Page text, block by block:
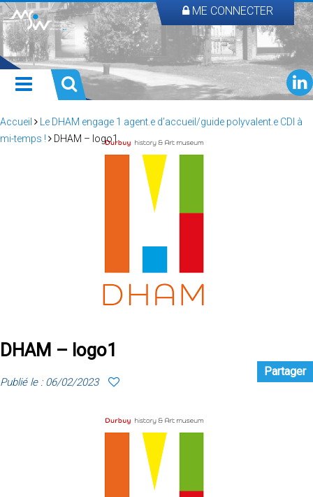
ME CONNECTER
Accueil
Le DHAM engage 1 agent.e d’accueil/guide polyvalent.e CDI à
mi-temps !
DHAM – logo1
DHAM – logo1
Publié le : 06/02/2023
Partager